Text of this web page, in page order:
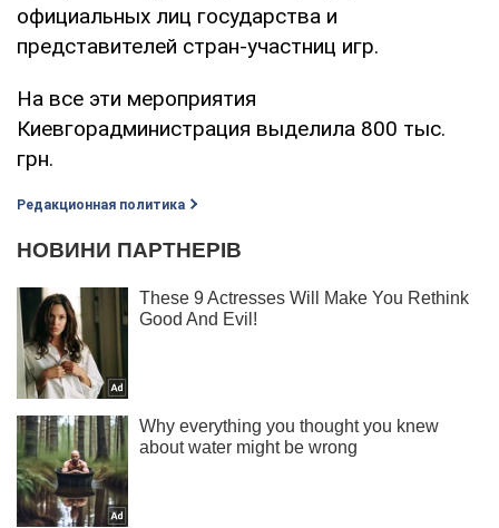
официальных лиц государства и
представителей стран-участниц игр.
На все эти мероприятия
Киевгорадминистрация выделила 800 тыс.
грн.
Редакционная политика